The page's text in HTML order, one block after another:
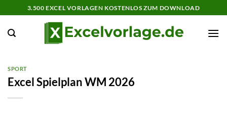
Inhalt
springen
3.500 EXCEL VORLAGEN KOSTENLOS ZUM DOWNLOAD
SPORT
Excel Spielplan WM 2026